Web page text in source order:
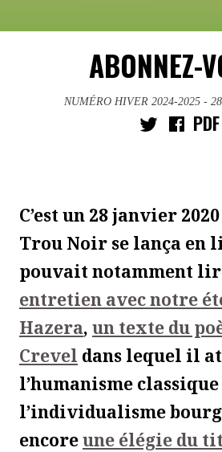
ABONNEZ-
NUMÉRO HIVER 2024-2025 -
PDF
C’est un 28 janvier
Trou Noir se lança en
pouvait notamment
entretien avec notre
Hazera, un texte du
Crevel dans lequel il
l’humanisme
l’individualisme
encoreune élégie du